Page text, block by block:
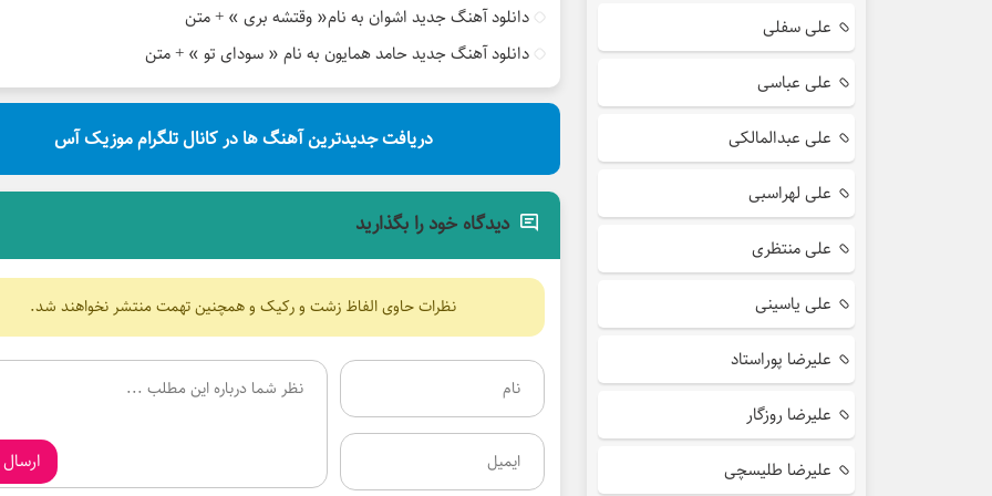
دانلود آهنگ جدید اشوان به نام« وقتشه بری » + متن
دانلود آهنگ جدید حامد همایون به نام « سودای تو » + متن
دریافت جدیدترین آهنگ ها در کانال تلگرام موزیک آس
دیدگاه خود را بگذارید
نظرات حاوی الفاظ زشت و رکیک و همچنین تهمت منتشر نخواهند شد.
علی سفلی
علی عباسی
علی عبدالمالکی
علی لهراسبی
علی منتظری
علی یاسینی
علیرضا پوراستاد
علیرضا روزگار
علیرضا طلیسچی